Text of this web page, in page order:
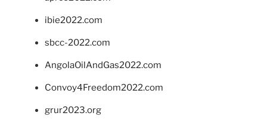
ibie2022.com
sbcc-2022.com
AngolaOilAndGas2022.com
Convoy4Freedom2022.com
grur2023.org